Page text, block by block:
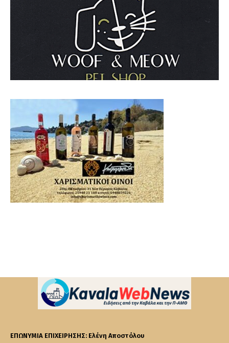
ΕΠΩΝΥΜΙΑ ΕΠΙΧΕΙΡΗΣΗΣ: Ελένη Αποστόλου